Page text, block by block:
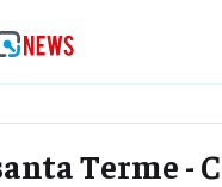
Terme -